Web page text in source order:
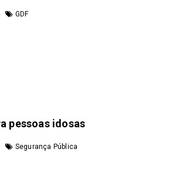
GDF
pessoas idosas
Segurança Pública